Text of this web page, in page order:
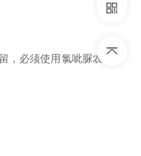
，必须使用氯呲脲农药